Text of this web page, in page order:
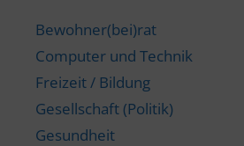
Bewohner(bei)rat
Computer und Technik
Freizeit / Bildung
Gesellschaft (Politik)
Gesundheit